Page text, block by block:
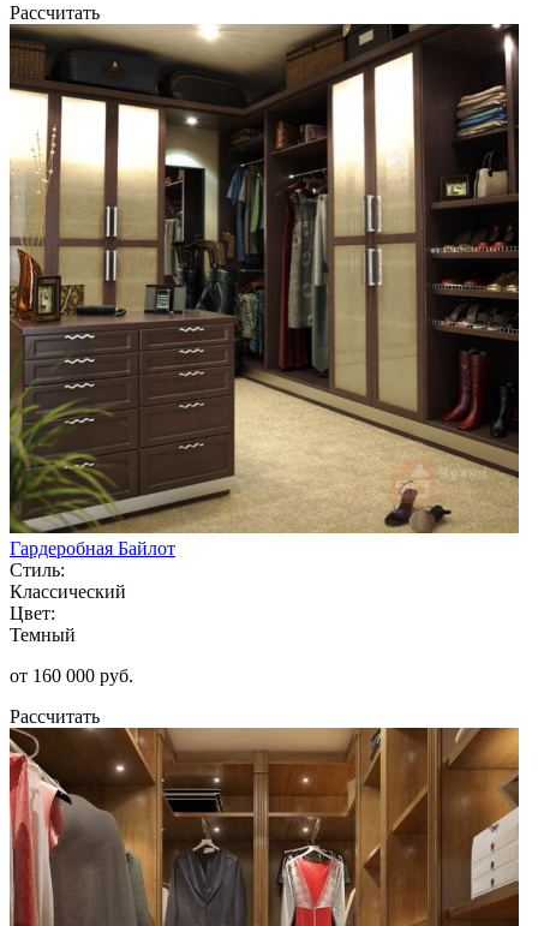
Рассчитать
Гардеробная Байлот
Стиль:
Классический
Цвет:
Темный
от 160 000 руб.
Рассчитать